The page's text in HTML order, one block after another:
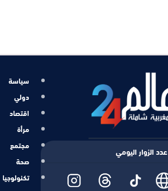
عدد الزوار اليومي
سياسة
دولي
اقتصاد
مرأة
مجتمع
صحة
تكنولوجيا